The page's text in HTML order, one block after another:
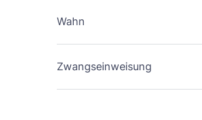
Wahn
Zwangseinweisung